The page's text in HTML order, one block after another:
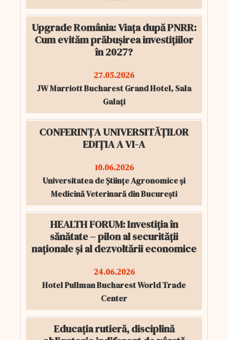
Upgrade România: Viața după PNRR:
Cum evităm prăbușirea investițiilor
în 2027?
27.05.2026
JW Marriott Bucharest Grand Hotel, Sala
Galați
CONFERINȚA UNIVERSITĂȚILOR
EDIȚIA A VI-A
10.06.2026
Universitatea de Științe Agronomice și
Medicină Veterinară din București
HEALTH FORUM: Investiția în
sănătate – pilon al securității
naționale și al dezvoltării economice
24.06.2026
Hotel Pullman Bucharest World Trade
Center
Educația rutieră, disciplină